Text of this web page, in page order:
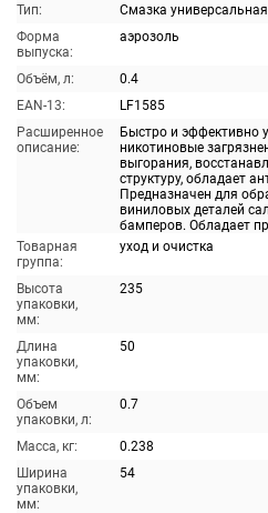
Тип:
Смазка универсальная
Форма
выпуска:
аэрозоль
Объём, л:
0.4
EAN-13:
LF1585
Расширенное
описание:
Быстро и эффективно
никотиновые
выгорания,
структуру, обладает
Предназначен для
виниловых деталей
бамперов. Обладает
Товарная
группа:
уход и очистка
Высота
упаковки,
мм:
235
Длина
упаковки,
мм:
50
Объем
упаковки, л:
0.7
Масса, кг:
0.238
Ширина
упаковки,
мм:
54